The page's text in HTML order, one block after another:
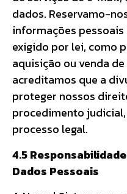
dados. Reservamo-
informações
exigido por lei, como
aquisição ou venda
acreditamos que a
proteger nossos
procedimento
processo legal.
4.5
Dados Pessoais